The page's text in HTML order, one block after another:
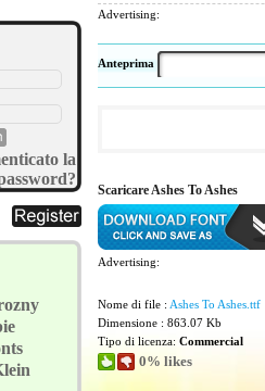
la
Advertising:
Anteprima
Scaricare Ashes To Ashes
Advertising:
Nome di file : Ashes To Ashes.ttf
Dimensione : 863.07 Kb
Tipo di licenza: Commercial
0% likes